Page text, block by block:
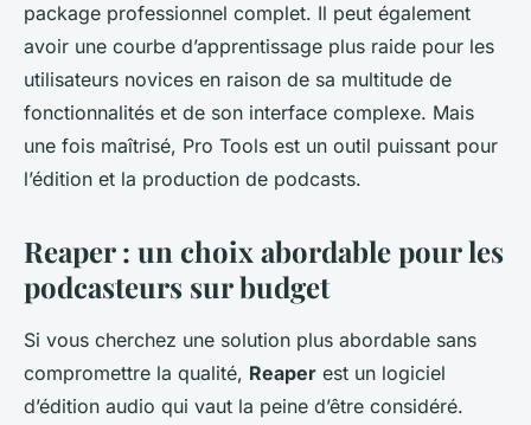
package professionnel complet. Il peut également
avoir une courbe d’apprentissage plus raide pour les
utilisateurs novices en raison de sa multitude de
fonctionnalités et de son interface complexe. Mais
une fois maîtrisé, Pro Tools est un outil puissant pour
l’édition et la production de podcasts.
Reaper : un choix abordable pour les
podcasteurs sur budget
Si vous cherchez une solution plus abordable sans
compromettre la qualité, Reaper est un logiciel
d’édition audio qui vaut la peine d’être considéré.